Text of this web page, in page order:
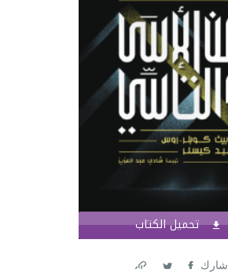
تحميل الكتاب
شارك